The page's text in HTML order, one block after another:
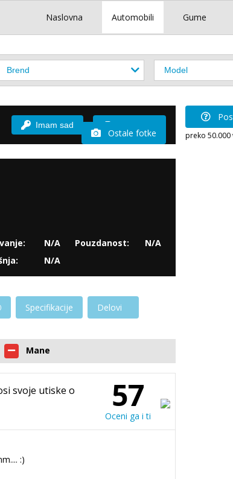
Naslovna Automobili Gume
Imam sad
Ostale fotke
N/A
N/A
Pouzdanost: N/A
Specifikacije Delovi
Mane
svoje utiske o 57
Oceni ga i ti
:)
preko